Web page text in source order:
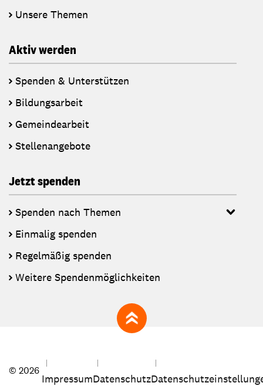
Unsere Themen
Aktiv werden
Spenden & Unterstützen
Bildungsarbeit
Gemeindearbeit
Stellenangebote
Jetzt spenden
Spenden nach Themen
Einmalig spenden
Regelmäßig spenden
Weitere Spendenmöglichkeiten
zum Seitenanfang
© 2026
ImpressumDatenschutz